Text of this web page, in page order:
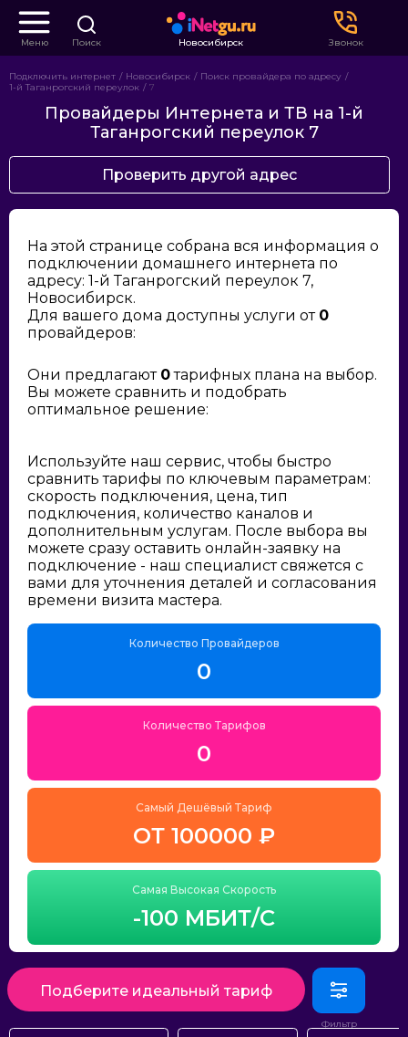
Меню Поиск Новосибирск Звонок
Подключить интернет Новосибирск
Поиск провайдера по адресу
1-й Таганрогский переулок
7
Провайдеры Интернета и ТВ на 1-й
Таганрогский переулок 7
Проверить другой адрес
На этой странице собрана вся информация о
подключении домашнего интернета по
адресу: 1-й Таганрогский переулок 7,
Новосибирск.
Для вашего дома доступны услуги от 0
провайдеров:
Они предлагают 0тарифных плана на выбор.
Вы можете сравнить и подобрать
оптимальное решение:
Используйте наш сервис, чтобы быстро
сравнить тарифы по ключевым параметрам:
скорость подключения, цена, тип
подключения, количество каналов и
дополнительным услугам. После выбора вы
можете сразу оставить онлайн-заявку на
подключение - наш специалист свяжется с
вами для уточнения деталей и согласования
времени визита мастера.
Количество Провайдеров
0
Количество Тарифов
0
Самый Дешёвый Тариф
ОТ 100000 ₽
Самая Высокая Скорость
-100 МБИТ/С
Подберите идеальный тариф